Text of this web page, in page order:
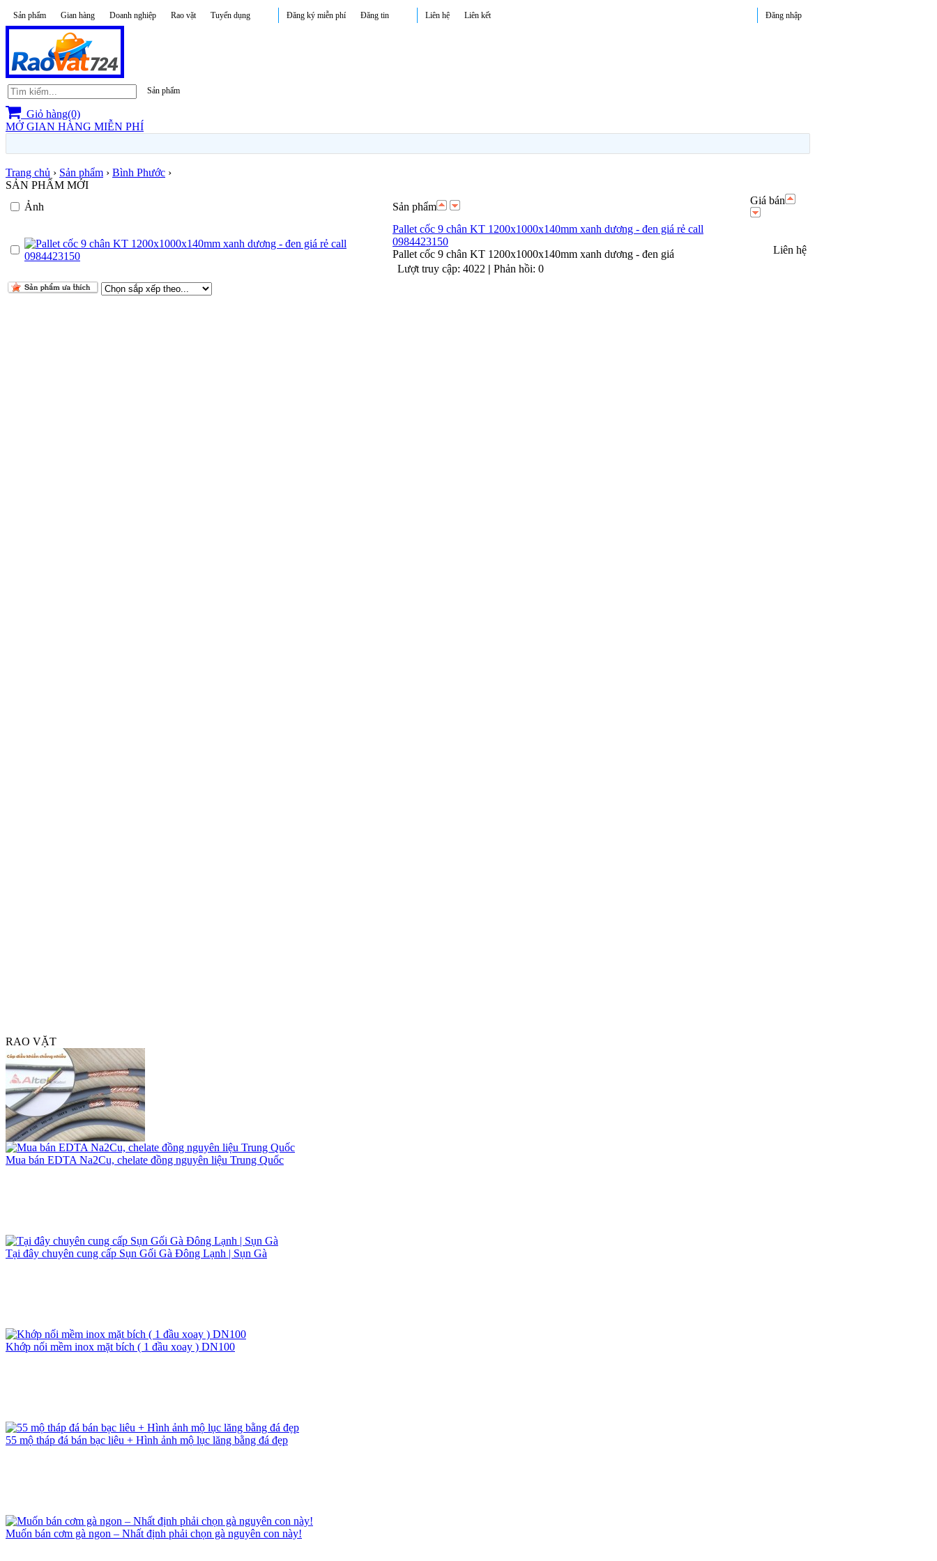
Sản phẩm Gian hàng Doanh nghiệp Rao vặt Tuyển dụng Đăng ký miễn phí Đăng tin Liên hệ Liên kết Đăng nhập
Sản phẩm
Giỏ hàng(0)
MỞ GIAN HÀNG MIỄN PHÍ
Trang chủ › Sản phẩm › Bình Phước ›
SẢN PHẨM MỚI
Ảnh
Sản phẩm
Giá bán
Pallet cốc 9 chân KT 1200x1000x140mm xanh dương - đen giá rẻ call
0984423150
Pallet cốc 9 chân KT 1200x1000x140mm xanh dương - đen giá
Lượt truy cập: 4022 | Phản hồi: 0
Liên hệ
RAO VẶT
Dây cáp điều khiển Altek Kabel có lưới chống nhiễu
Mua bán EDTA Na2Cu, chelate đồng nguyên liệu Trung Quốc
Tại đây chuyên cung cấp Sụn Gối Gà Đông Lạnh | Sụn Gà
Khớp nối mềm inox mặt bích ( 1 đầu xoay ) DN100
55 mộ tháp đá bán bạc liêu + Hình ảnh mộ lục lăng bằng đá đẹp
Muốn bán cơm gà ngon – Nhất định phải chọn gà nguyên con này!
Bán thùng đá du lich, thùng ướp đá, thùng ướp bia giá sỉ